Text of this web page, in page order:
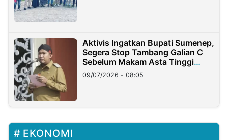
Aktivis Ingatkan Bupati Sumenep,
Segera Stop Tambang Galian C
Sebelum Makam Asta Tinggi
Longsor
09/07/2026 - 08:05
EKONOMI